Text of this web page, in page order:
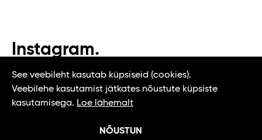
Instagram.
#t1tallinn #tasteoftallinn
See veebileht kasutab küpsiseid (cookies).
Veebilehe kasutamist jätkates nõustute küpsiste
kasutamisega. Loe lähemalt
NÕUSTUN